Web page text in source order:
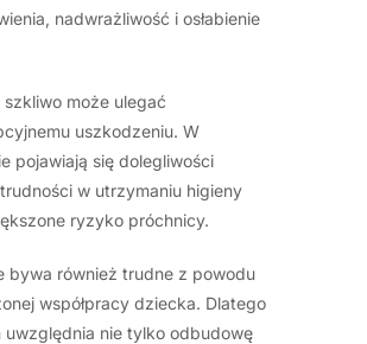
nadwrażliwość i osłabienie
szkliwo może ulegać
uszkodzeniu. W
pojawiają się dolegliwości
w utrzymaniu higieny
ryzyko próchnicy.
bywa również trudne z powodu
współpracy dziecka. Dlatego
uwzględnia nie tylko odbudowę